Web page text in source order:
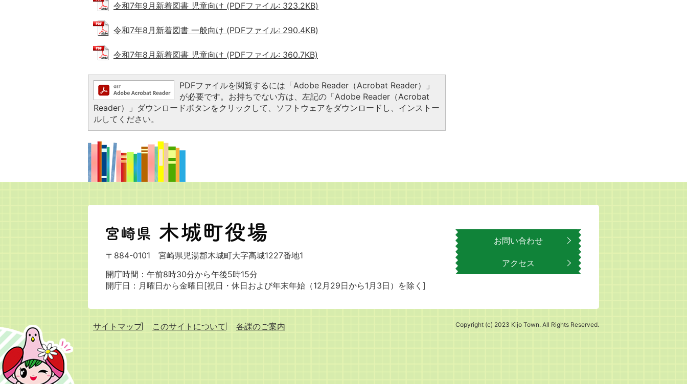
令和7年9月新着図書 児童向け (PDFファイル: 323.2KB)
令和7年8月新着図書 一般向け (PDFファイル: 290.4KB)
令和7年8月新着図書 児童向け (PDFファイル: 360.7KB)
PDFファイルを閲覧するには「Adobe Reader（Acrobat Reader）」
が必要です。お持ちでない方は、左記の「Adobe Reader（Acrobat
Reader）」ダウンロードボタンをクリックして、ソフトウェアをダウンロードし、インストー
ルしてください。
宮
崎
県
木
城
町
場
〒884-0101 宮崎県児湯郡木城町大字高城1227番地1
開庁時間：午前8時30分から午後5時15分
開庁日：月曜日から金曜日[祝日・休日および年末年始（12月29日から1月3日）を除く]
お問い合わせ
アクセス
サイトマップ このサイトについて 各課のご案内 Copyright (c) 2023 Kijo Town. All Rights Reserved.